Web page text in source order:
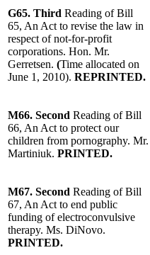
G65. Third Reading of Bill
65, An Act to revise the law in
respect of not-for-profit
corporations. Hon. Mr.
Gerretsen. (Time allocated on
June 1, 2010). REPRINTED.
M66. Second Reading of Bill
66, An Act to protect our
children from pornography. Mr.
Martiniuk. PRINTED.
M67. Second Reading of Bill
67, An Act to end public
funding of electroconvulsive
therapy. Ms. DiNovo.
PRINTED.